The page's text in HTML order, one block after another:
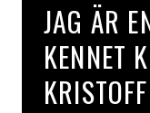
JAG ÄR
KENNET